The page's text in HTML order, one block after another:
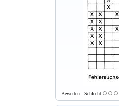
Bewerten - Schlecht